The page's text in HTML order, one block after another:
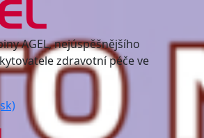
AGEL, nejúspěšnějšího
zdravotní péče ve